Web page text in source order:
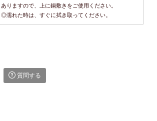
ありますので、上に鍋敷きをご使用ください。
◎濡れた時は、すぐに拭き取ってください。
質問する